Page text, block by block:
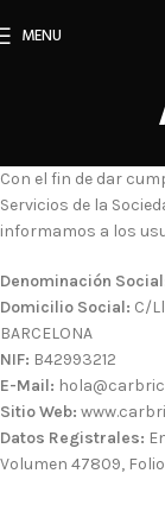
MENU
Con el fin de dar
Servicios de la
informamos a los
Denominación
Domicilio Social: C/
BARCELONA
NIF: B42993212
E-Mail:
Sitio Web:
Datos Registrales:
Volumen 47809, Folio